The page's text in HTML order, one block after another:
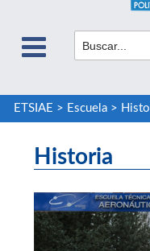
ETSIAE > Escuela>
Historia